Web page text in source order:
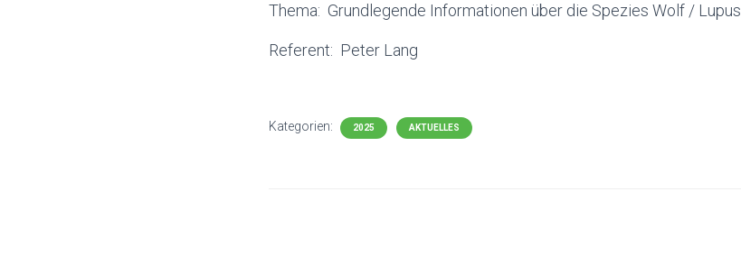
Thema: Grundlegende Informationen über die Spezies Wolf / Lupus
Referent: Peter Lang
Kategorien: 2025 AKTUELLES